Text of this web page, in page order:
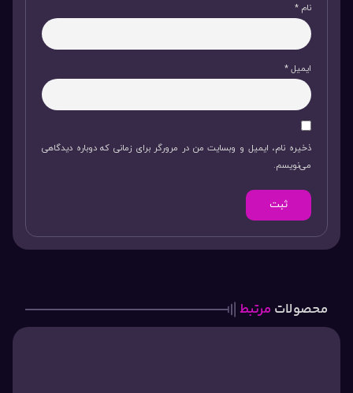
نام *
ایمیل*
ذخیره نام، ایمیل و وبسایت من در مرورگر برای زمانی که دوباره دیدگاهی
می‌نویسم.
محصولات مرتبط